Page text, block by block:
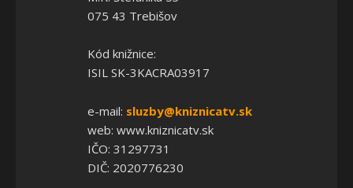
075 43 Trebišov
Kód knižnice:
ISIL SK-3KACRA03917
e-mail: sluzby@kniznicatv.sk
web: www.kniznicatv.sk
IČO: 31297731
DIČ: 2020776230